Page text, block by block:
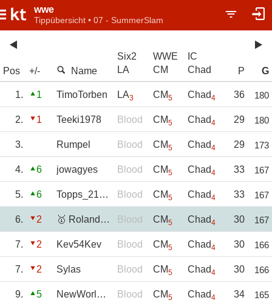
wwe
Tippübersicht • 07 - SummerSlam
Pos +/- Name
Six2
LA
WWE
CM
IC
Chad
P G
1. 1 TimoTorben LA3 CM5 Chad4 36 180
2. 1 Teeki1978 Blood CM5 Chad4 29 180
3. Rumpel Blood CM5 Chad4 29 173
4. 6 jowagyes Blood CM5 Chad4 33 167
5. 6 Topps_21_Nr.74 Blood CM5 Chad4 33 167
6. 2 🥇 RolandReigns Blood CM5 Chad4 30 167
7. 2 Kev54Kev Blood CM5 Chad4 30 166
7. 2 Sylas Blood CM5 Chad4 30 166
9. 5 NewWorldOrder Blood CM5 Chad4 34 165